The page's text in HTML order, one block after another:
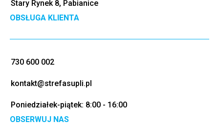
Stary Rynek 8, Pabianice
OBSŁUGA KLIENTA
730 600 002
kontakt@strefasupli.pl
Poniedziałek-piątek: 8:00 - 16:00
OBSERWUJ NAS